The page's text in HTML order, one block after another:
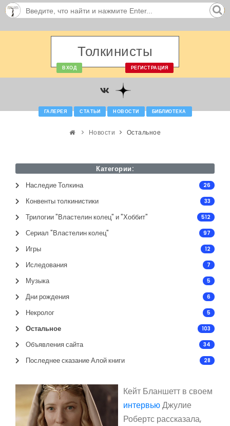
Толкинисты
ВХОД РЕГИСТРАЦИЯ
ГАЛЕРЕЯ СТАТЬИ НОВОСТИ БИБЛИОТЕКА
Новости Остальное
Категории:
Наследие Толкина
26
Конвенты толкинистики 33
Трилогии "Властелин колец" и "Хоббит" 512
Сериал "Властелин колец" 97
Игры 12
Иследования 7
Музыка 5
Дни рождения 6
Некролог 5
Остальное 103
Объявления сайта 34
Последнее сказание Алой книги 28
Кейт Бланшетт в своем
интервьюДжулие
Робертс рассказала,